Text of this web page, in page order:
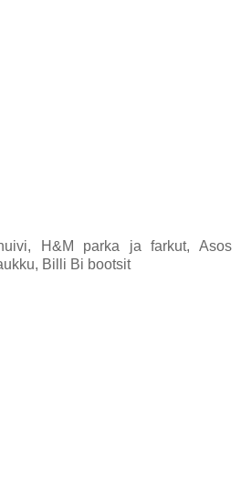
H&M parka ja farkut, Asos
Billi Bi bootsit